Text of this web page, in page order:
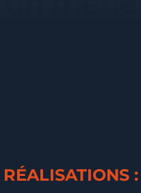
RÉALISATIONS :